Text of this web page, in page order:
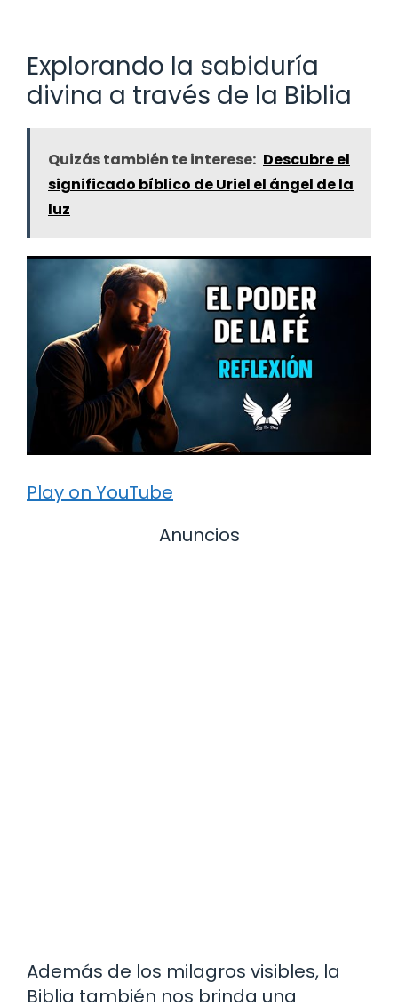
Explorando la sabiduría
divina a través de la Biblia
Quizás también te interese: Descubre el
significado bíblico de Uriel el ángel de la
luz
Play on YouTube
Anuncios
Además de los milagros visibles, la
Biblia también nos brinda una